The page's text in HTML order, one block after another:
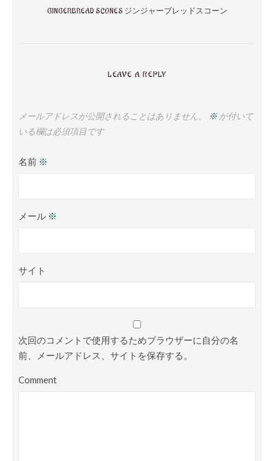
GINGERBREAD SCONES ジンジャーブレッドスコーン
LEAVE A REPLY
メールアドレスが公開されることはありません。 ※が付いて
いる欄は必須項目です
名前 ※
メール ※
サイト
次回のコメントで使用するためブラウザーに自分の名
前、メールアドレス、サイトを保存する。
Comment